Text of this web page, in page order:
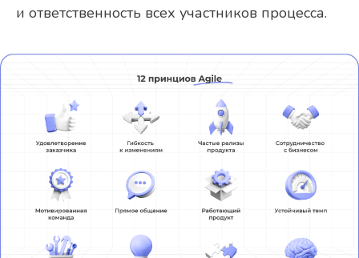
и ответственность всех участников процесса.